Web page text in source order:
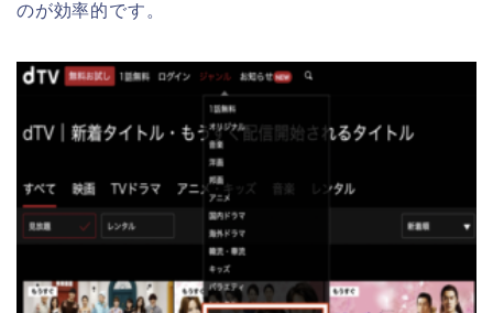
のが効率的です。